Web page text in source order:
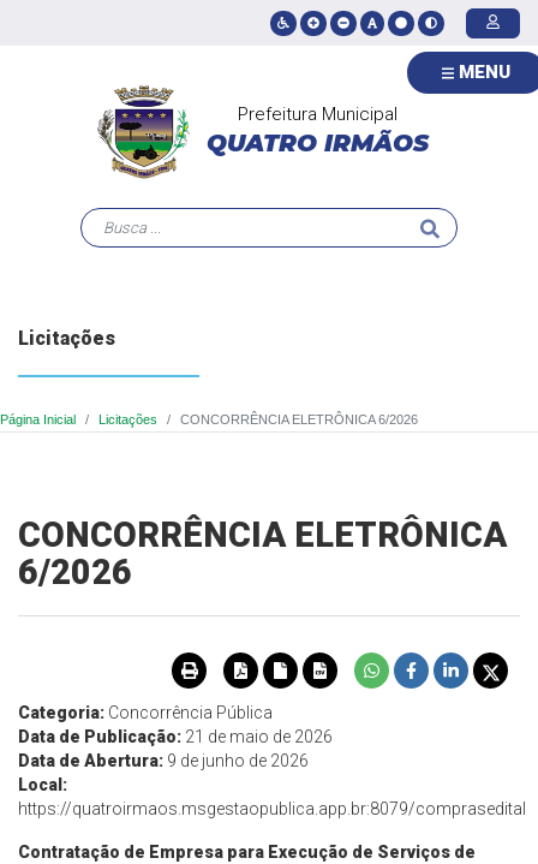
Prefeitura Municipal
QUATRO IRMÃOS
MENU
Licitações
Página Inicial Licitações CONCORRÊNCIA ELETRÔNICA 6/2026
CONCORRÊNCIA ELETRÔNICA
6/2026
Categoria: Concorrência Pública
Data de Publicação: 21 de maio de 2026
Data de Abertura: 9 de junho de 2026
Local:
https://quatroirmaos.msgestaopublica.app.br:8079/comprasedital
Contratação de Empresa para Execução de Serviços de